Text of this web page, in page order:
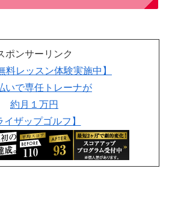
ポンサーリンク
料レッスン体験実施中】
いで専任トレーナが
約月１万円
イザップゴルフ】